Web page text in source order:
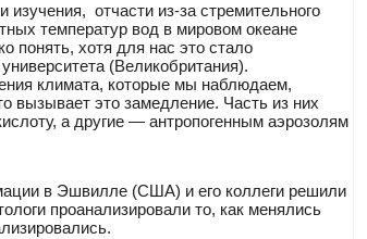
отчасти из-за стремительного
температур вод в мировом океане
понять, хотя для нас это стало
(Великобритания).
климата, которые мы наблюдаем,
вызывает это замедление. Часть из них
а другие — антропогенным аэрозолям
в Эшвилле (США) и его коллеги решили
проанализировали то, как менялись